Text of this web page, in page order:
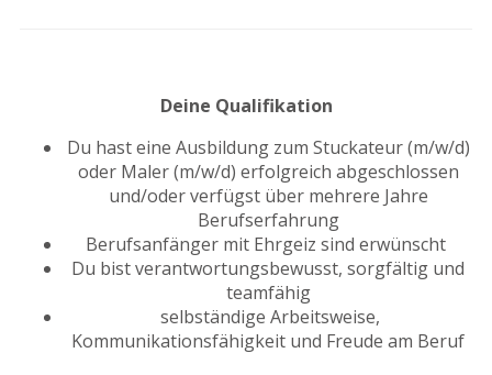
Deine Qualifikation
Du hast eine Ausbildung zum Stuckateur (m/w/d)
oder Maler (m/w/d) erfolgreich abgeschlossen
und/oder verfügst über mehrere Jahre
Berufserfahrung
Berufsanfänger mit Ehrgeiz sind erwünscht
Du bist verantwortungsbewusst, sorgfältig und
teamfähig
selbständige Arbeitsweise,
Kommunikationsfähigkeit und Freude am Beruf